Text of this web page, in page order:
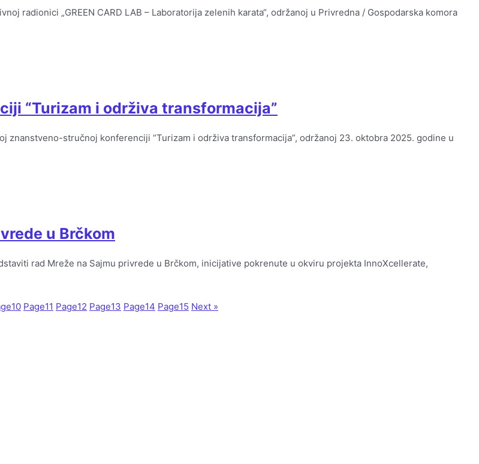
radionici „GREEN CARD LAB – Laboratorija zelenih karata“, održanoj u Privredna / Gospodarska komora
“Turizam i održiva transformacija”
znanstveno-stručnoj konferenciji “Turizam i održiva transformacija”, održanoj 23. oktobra 2025. godine u
u Brčkom
rad Mreže na Sajmu privrede u Brčkom, inicijative pokrenute u okviru projekta InnoXcellerate,
10 Page11 Page12 Page13 Page14 Page15 Next »